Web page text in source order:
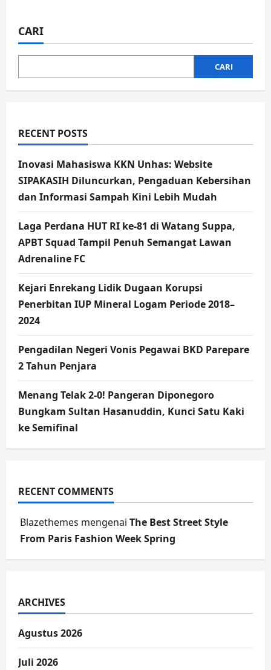
CARI
CARI
RECENT POSTS
Inovasi Mahasiswa KKN Unhas: Website
SIPAKASIH Diluncurkan, Pengaduan Kebersihan
dan Informasi Sampah Kini Lebih Mudah
Laga Perdana HUT RI ke-81 di Watang Suppa,
APBT Squad Tampil Penuh Semangat Lawan
Adrenaline FC
Kejari Enrekang Lidik Dugaan Korupsi
Penerbitan IUP Mineral Logam Periode 2018–
2024
Pengadilan Negeri Vonis Pegawai BKD Parepare
2 Tahun Penjara
Menang Telak 2-0! Pangeran Diponegoro
Bungkam Sultan Hasanuddin, Kunci Satu Kaki
ke Semifinal
RECENT COMMENTS
Blazethemes mengenai The Best Street Style
From Paris Fashion Week Spring
ARCHIVES
Agustus 2026
Juli 2026